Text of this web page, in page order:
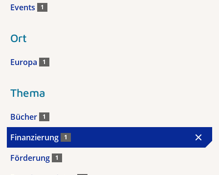
Events 1
Ort
Europa 1
Thema
Bücher 1
Finanzierung 1
Förderung 1